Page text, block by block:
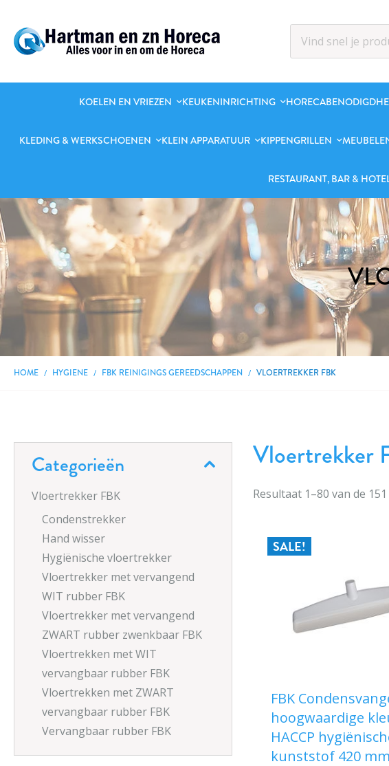
KOELEN EN VRIEZEN KEUKENINRICHTING
KLEDING & WERKSCHOENEN KLEIN APPARATUUR KIPPENGRILLEN
RESTAURANT, BAR &
HOME HYGIENE FBK REINIGINGS GEREEDSCHAPPEN VLOERTREKKER FBK
Vloertrekker
Resultaat 1–80 van de 151
SALE!
FBK
hoogwaardige
HACCP
kunststof 420
Categorieën
Vloertrekker FBK
Condenstrekker
Hand wisser
Hygiënische vloertrekker
Vloertrekker met vervangend
WIT rubber FBK
Vloertrekker met vervangend
ZWART rubber zwenkbaar FBK
Vloertrekken met WIT
vervangbaar rubber FBK
Vloertrekken met ZWART
vervangbaar rubber FBK
Vervangbaar rubber FBK